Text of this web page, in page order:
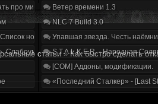
про мир, геймплей и сюжет | Разбор
нововведений
Слабоумие и отвага
Ветер времени 1.3
NLC 7 Build 3.0
Упавшая звезда. Честь
S.T.A.L.K.E.R. - Народная
[COM] Аддоны, модификации.
«Последний Сталкер» - [Last
статьи » Как быстро сделать